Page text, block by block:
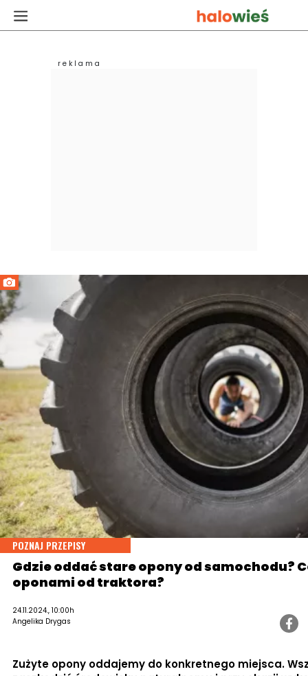
POZNAJ PRZEPISY
Gdzie oddać stare opony od samochodu?
oponami od traktora?
24.11.2024., 10:00h
Angelika Drygas
Zużyte opony oddajemy do konkretnego miejsca.